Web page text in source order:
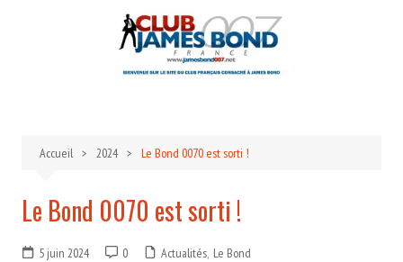
Accueil 2024 Le Bond 0070 est sorti !
Le Bond 0070 est sorti !
5 juin 2024 0 Actualités, Le Bond